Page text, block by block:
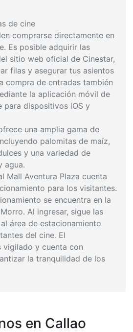
de cine
comprarse directamente en
Es posible adquirir las
sitio web oficial de Cinestar,
filas y asegurar tus asientos
compra de entradas también
la aplicación móvil de
para dispositivos iOS y
una amplia gama de
palomitas de maíz,
y una variedad de
agua.
Mall Aventura Plaza cuenta
para los visitantes.
se encuentra en la
Al ingresar, sigue las
área de estacionamiento
del cine. El
vigilado y cuenta con
la tranquilidad de los
en Callao